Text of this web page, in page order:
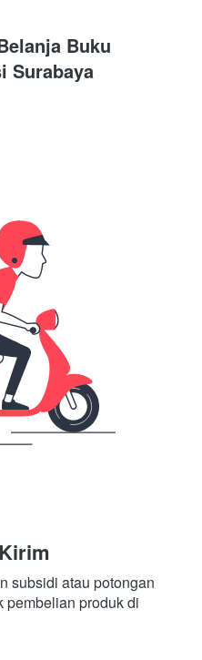
Buku
Surabaya
subsidi atau potongan
pembelian produk di